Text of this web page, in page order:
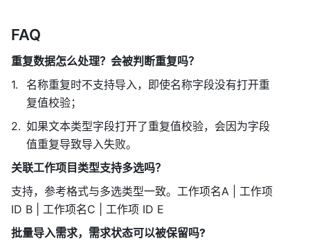
FAQ
重复数据怎么处理？会被判断重复吗？
名称重复时不支持导入，即使名称字段没有打开重
复值校验；
如果文本类型字段打开了重复值校验，会因为字段
值重复导致导入失败。
关联工作项目类型支持多选吗？
支持，参考格式与多选类型一致。工作项名A | 工作项
ID B | 工作项名C | 工作项 ID E
批量导入需求，需求状态可以被保留吗?